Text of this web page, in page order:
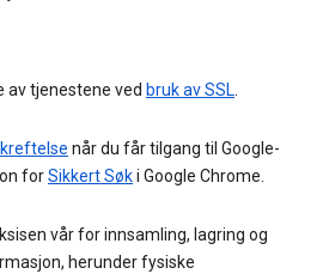
av tjenestene ved bruk av SSL.
når du får tilgang til Google-
forSikkert Søki Google Chrome.
vår for innsamling, lagring og
herunder fysiske